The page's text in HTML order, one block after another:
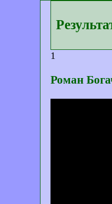
1
Роман